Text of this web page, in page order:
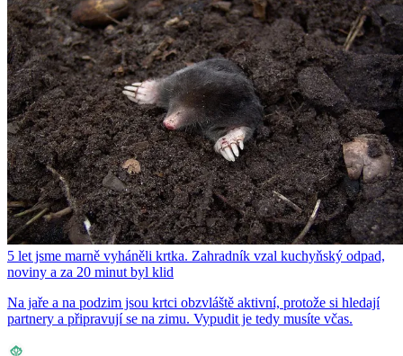
5 let jsme marně vyháněli krtka. Zahradník vzal kuchyňský odpad,
noviny a za 20 minut byl klid
Na jaře a na podzim jsou krtci obzvláště aktivní, protože si hledají
partnery a připravují se na zimu. Vypudit je tedy musíte včas.